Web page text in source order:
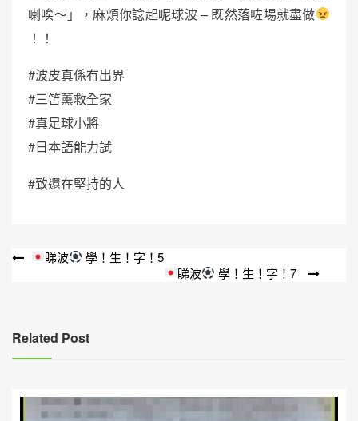
喇唉～」，麻煩你諗起呢球波 – 既然落咗場就盡做
！！
#波皮真係冇出界
#三笘薰救全家
#真足球小將
#日本語能力試
#致還在堅持的人
文
覽
睇波
學！生！字！5
睇波
學！生！字！7
Related Post